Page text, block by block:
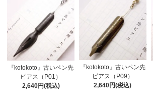
『kotokoto』古いペン先
ピアス（P01）
2,640円(税込)
『kotokoto』古いペン先
ピアス（P09）
2,640円(税込)